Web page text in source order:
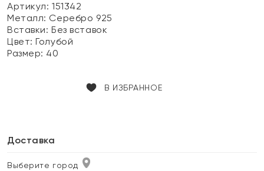
Артикул: 151342
Металл: Серебро 925
Вставки:Без вставок
Цвет:Голубой
Размер: 40
В ИЗБРАННОЕ
Доставка
Выберите город